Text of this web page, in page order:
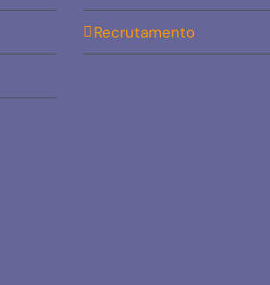
Recrutamento